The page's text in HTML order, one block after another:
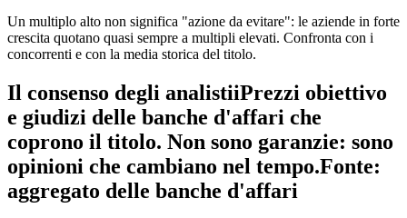
Un multiplo alto non significa "azione da evitare": le aziende in forte
crescita quotano quasi sempre a multipli elevati. Confronta con i
concorrenti e con la media storica del titolo.
Il consenso degli analistiiPrezzi obiettivo
e giudizi delle banche d'affari che
coprono il titolo. Non sono garanzie: sono
opinioni che cambiano nel tempo.Fonte:
aggregato delle banche d'affari